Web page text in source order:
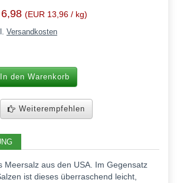
6,98 (EUR 13,96 / kg)
Versandkosten
den Warenkorb
Weiterempfehlen
Meersalz aus den USA. Im Gegensatz
ist dieses überraschend leicht,